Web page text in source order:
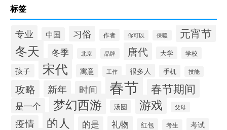
标签
专业 中国 习俗 作者 你可以 保暖 元宵节
冬天 冬季 北京 品牌 唐代 大学 学校
孩子 宋代 寓意 工作 很多人 手机 技能
攻略 新年 时间 春节 春节期间
是一个 梦幻西游 汤圆 游戏 父母
疫情 的人 的是 礼物 红包 考生 考试